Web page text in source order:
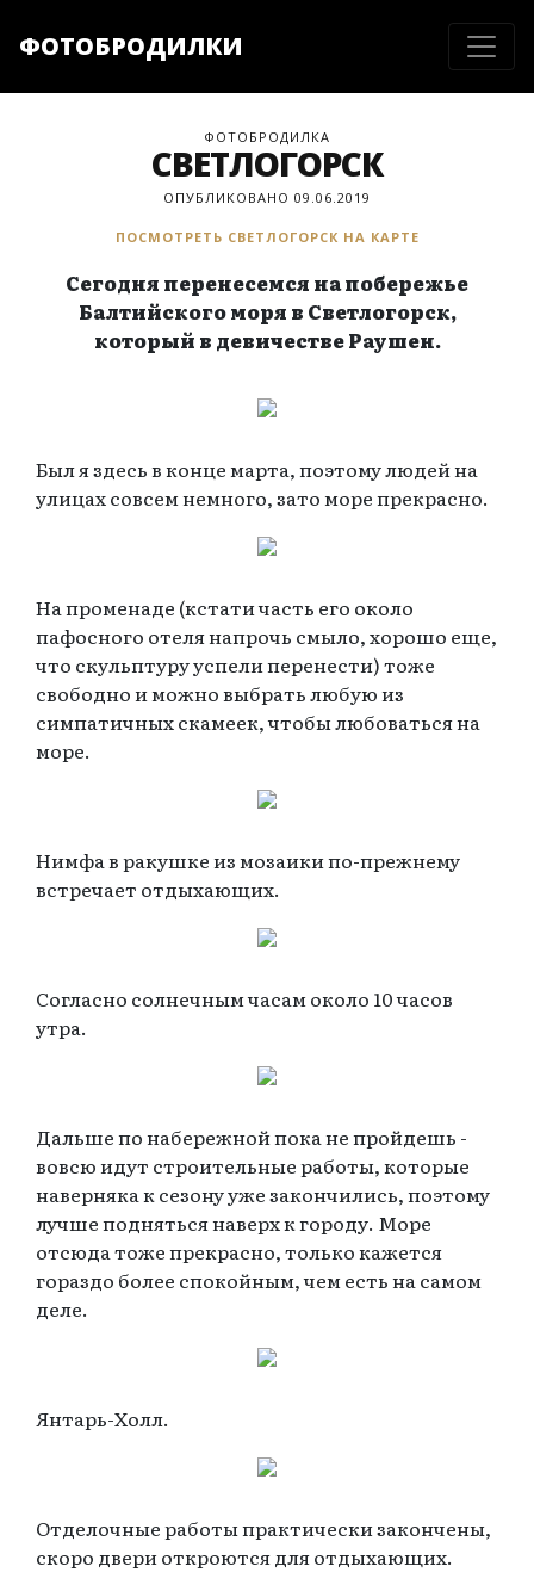
ФОТОБРОДИЛКИ
ФОТОБРОДИЛКА
СВЕТЛОГОРСК
ОПУБЛИКОВАНО 09.06.2019
ПОСМОТРЕТЬ СВЕТЛОГОРСК НА КАРТЕ
Сегодня перенесемся на побережье
Балтийского моря в Светлогорск,
который в девичестве Раушен.
Был я здесь в конце марта, поэтому людей на
улицах совсем немного, зато море прекрасно.
На променаде (кстати часть его около
пафосного отеля напрочь смыло, хорошо еще,
что скульптуру успели перенести) тоже
свободно и можно выбрать любую из
симпатичных скамеек, чтобы любоваться на
море.
Нимфа в ракушке из мозаики по-прежнему
встречает отдыхающих.
Согласно солнечным часам около 10 часов
утра.
Дальше по набережной пока не пройдешь -
вовсю идут строительные работы, которые
наверняка к сезону уже закончились, поэтому
лучше подняться наверх к городу. Море
отсюда тоже прекрасно, только кажется
гораздо более спокойным, чем есть на самом
деле.
Янтарь-Холл.
Отделочные работы практически закончены,
скоро двери откроются для отдыхающих.